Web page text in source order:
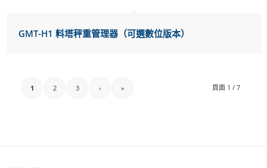
GMT-H1 料塔秤重管理器（可選數位版本）
頁面 1 / 7
1 2 3 › »